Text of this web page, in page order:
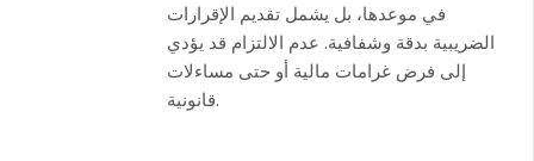
في موعدها، بل يشمل تقديم الإقرارات
الضريبية بدقة وشفافية. عدم الالتزام قد يؤدي
إلى فرض غرامات مالية أو حتى مساءلات
قانونية.